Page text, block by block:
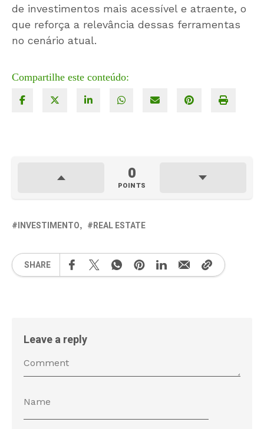
de investimentos mais acessível e atraente, o
que reforça a relevância dessas ferramentas
no cenário atual.
Compartilhe este conteúdo:
0
POINTS
INVESTIMENTO REAL ESTATE
SHARE
Leave a reply